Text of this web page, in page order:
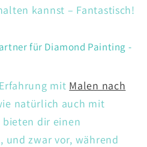
kannst – Fantastisch!
für Diamond Painting -
mit Malen nach
natürlich auch mit
bieten dir einen
und zwar vor, während